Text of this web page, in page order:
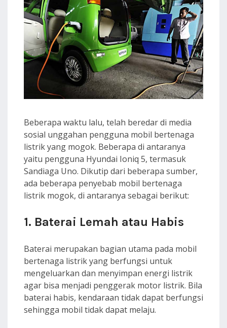
Beberapa waktu lalu, telah beredar di media
sosial unggahan pengguna mobil bertenaga
listrik yang mogok. Beberapa di antaranya
yaitu pengguna Hyundai Ioniq 5, termasuk
Sandiaga Uno. Dikutip dari beberapa sumber,
ada beberapa penyebab mobil bertenaga
listrik mogok, di antaranya sebagai berikut:
1. Baterai Lemah atau Habis
Baterai merupakan bagian utama pada mobil
bertenaga listrik yang berfungsi untuk
mengeluarkan dan menyimpan energi listrik
agar bisa menjadi penggerak motor listrik. Bila
baterai habis, kendaraan tidak dapat berfungsi
sehingga mobil tidak dapat melaju.